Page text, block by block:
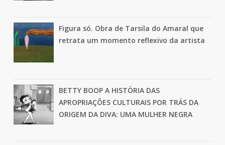
Figura só. Obra de Tarsila do Amaral que
retrata um momento reflexivo da artista
BETTY BOOP A HISTÓRIA DAS
APROPRIAÇÕES CULTURAIS POR TRÁS DA
ORIGEM DA DIVA: UMA MULHER NEGRA